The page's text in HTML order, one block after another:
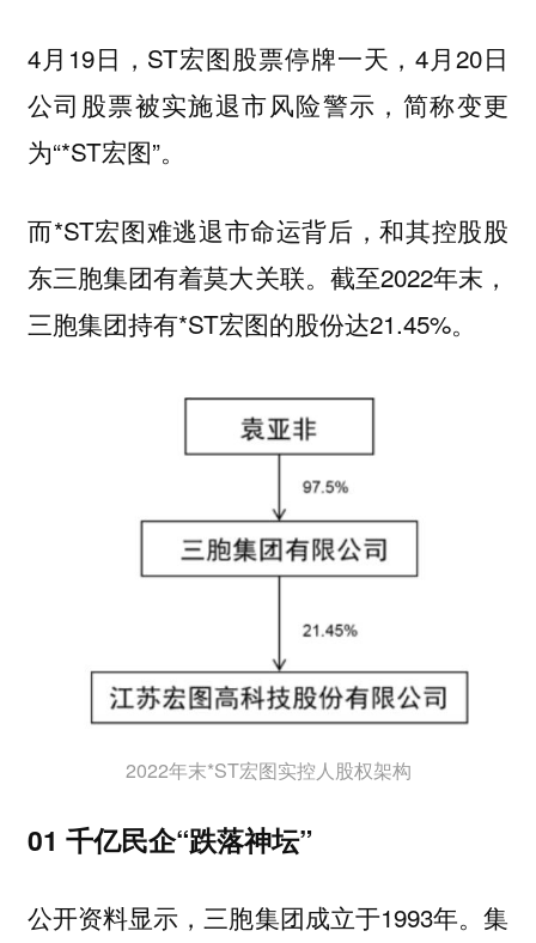
4月19日，ST宏图股票停牌一天，4月20日
公司股票被实施退市风险警示，简称变更
为“*ST宏图”。
而*ST宏图难逃退市命运背后，和其控股股
东三胞集团有着莫大关联。截至2022年末，
三胞集团持有*ST宏图的股份达21.45%。
2022年末*ST宏图实控人股权架构
01 千亿民企“跌落神坛”
公开资料显示，三胞集团成立于1993年。集